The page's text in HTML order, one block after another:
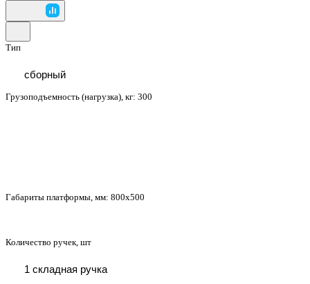
Тип
сборный
Грузоподъемность (нагрузка), кг: 300
Габариты платформы, мм: 800x500
Количество ручек, шт
1 складная ручка